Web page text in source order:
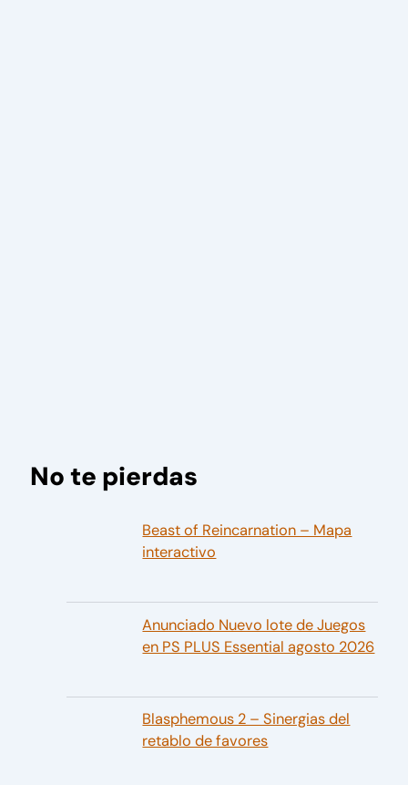
No te pierdas
Beast of Reincarnation – Mapa
interactivo
Anunciado Nuevo lote de Juegos
en PS PLUS Essential agosto 2026
Blasphemous 2 – Sinergias del
retablo de favores